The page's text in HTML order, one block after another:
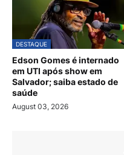
DESTAQUE
Edson Gomes é internado
em UTI após show em
Salvador; saiba estado de
saúde
August 03, 2026